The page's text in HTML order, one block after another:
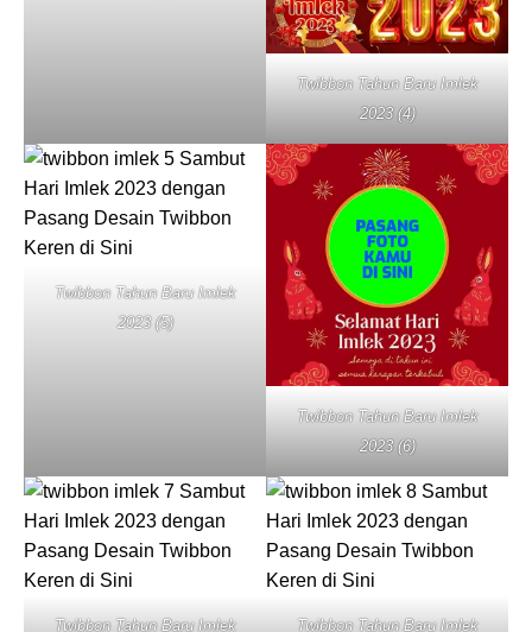
Twibbon Tahun Baru Imlek
2023 (4)
Twibbon Tahun Baru Imlek
2023 (5)
Twibbon Tahun Baru Imlek
2023 (6)
Twibbon Tahun Baru Imlek Twibbon Tahun Baru Imlek